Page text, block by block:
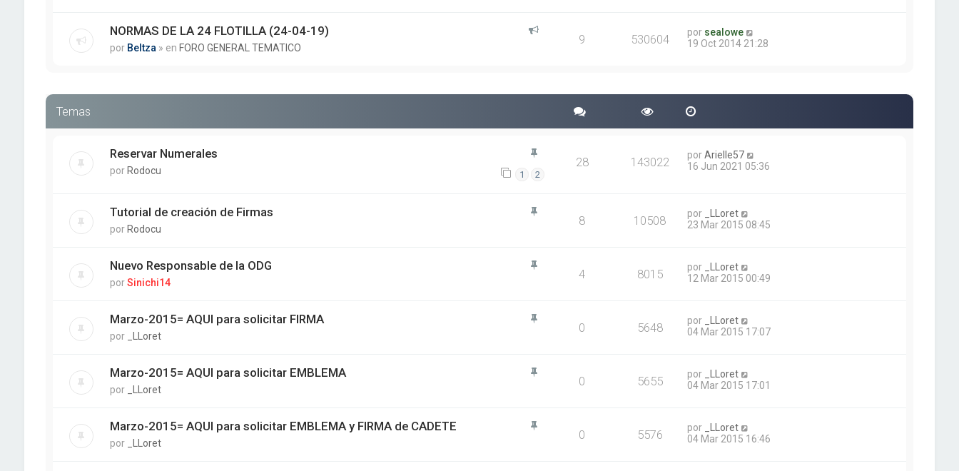
NORMAS DE LA 24 FLOTILLA (24-04-19)
por Beltza » en FORO GENERAL TEMATICO
9 530604 por sealowe
19 Oct 2014 21:28
Temas
Reservar Numerales
por Rodocu 1 2
28 143022 porArielle57
16 Jun 2021 05:36
Tutorial de creación de Firmas
porRodocu
8 10508 por
_LLoret
23 Mar 2015 08:45
Nuevo Responsable de la ODG
porSinichi14
4 8015 por
_LLoret
12 Mar 2015 00:49
Marzo-2015= AQUI para solicitar FIRMA
por _LLoret
0 5648 por
_LLoret
04 Mar 2015 17:07
Marzo-2015= AQUI para solicitar EMBLEMA
por _LLoret
0 5655 por
_LLoret
04 Mar 2015 17:01
Marzo-2015= AQUI para solicitar EMBLEMA y FIRMA de CADETE
por _LLoret
0 5576 por
_LLoret
04 Mar 2015 16:46